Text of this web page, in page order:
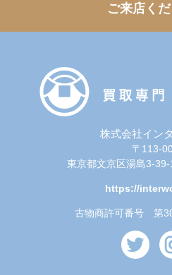
ご来店くだ
株式会社イン
〒113-
東京都文京区湯島3-
https://
古物商許可番号 第